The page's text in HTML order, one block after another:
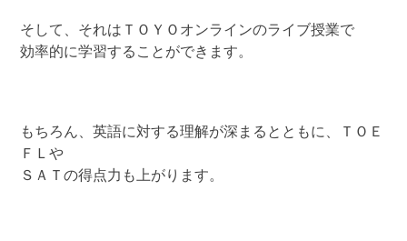
そして、それはＴＯＹＯオンラインのライブ授業で
効率的に学習することができます。
もちろん、英語に対する理解が深まるとともに、ＴＯＥ
ＦＬや
ＳＡＴの得点力も上がります。